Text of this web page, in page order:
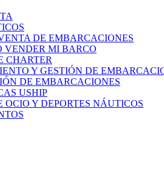
DE EMBARCACIONES
VENDER MI BARCO
CHARTER
Y GESTIÓN DE
DE EMBARCACIONES
USHIP
OCIO Y DEPORTES NÁUTICOS